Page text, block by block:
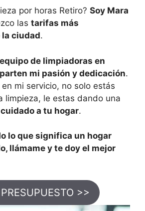
por horas Retiro? Soy Mara
las tarifas más
ciudad.
equipo de limpiadoras en
mi pasión y dedicación.
mi servicio, no solo estás
limpieza, le estas dando una
a tu hogar.
lo que significa un hogar
llámame y te doy el mejor
>>